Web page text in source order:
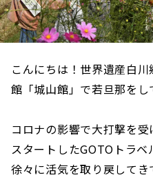
こんにちは！世界遺産白
館「城山館」で若旦那をし
コロナの影響で大打撃を
スタートしたGOTOトラ
徐々に活気を取り戻して